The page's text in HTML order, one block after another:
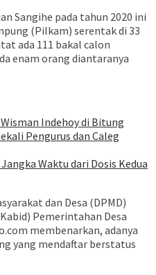
Sangihe pada tahun 2020 ini
(Pilkam) serentak di 33
ada 111 bakal calon
enam orang diantaranya
Indehoy di Bitung
Pengurus dan Caleg
Waktu dari Dosis Kedua
dan Desa (DPMD)
Pemerintahan Desa
membenarkan, adanya
yang mendaftar berstatus